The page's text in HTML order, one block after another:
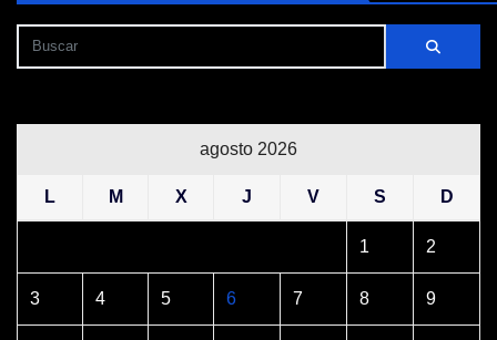
agosto 2026
L M X J V S D
1 2
3 4 5 6 7 8 9